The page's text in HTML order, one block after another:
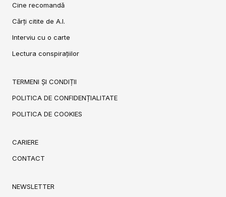
Cine recomandă
Cărți citite de A.I.
Interviu cu o carte
Lectura conspirațiilor
TERMENI ȘI CONDIȚII
POLITICA DE CONFIDENȚIALITATE
POLITICA DE COOKIES
CARIERE
CONTACT
NEWSLETTER